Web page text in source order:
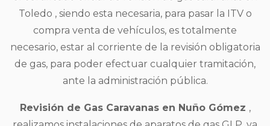
Toledo , siendo esta necesaria, para pasar la ITV o
compra venta de vehículos, es totalmente
necesario, estar al corriente de la revisión obligatoria
de gas, para poder efectuar cualquier tramitación,
ante la administración pública.
Revisión de Gas Caravanas en Nuño Gómez ,